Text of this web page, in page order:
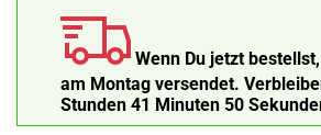
Wenn Du jetzt
am Montag versendet.
Stunden 41 Minuten 49